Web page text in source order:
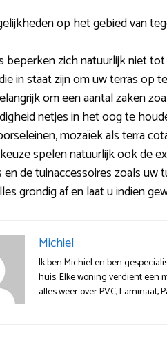
op het gebied van
beperken zich natuurlijk niet tot
in staat zijn om uw terras op
om een aantal zaken
netjes in het oog te
mozaïek als terra
spelen natuurlijk ook de
de tuinaccessoires zoals
grondig af en laat u indien
Michiel
Ik ben Michiel en ben
huis. Elke woning verdient een
alles weer over PVC, Laminaat,